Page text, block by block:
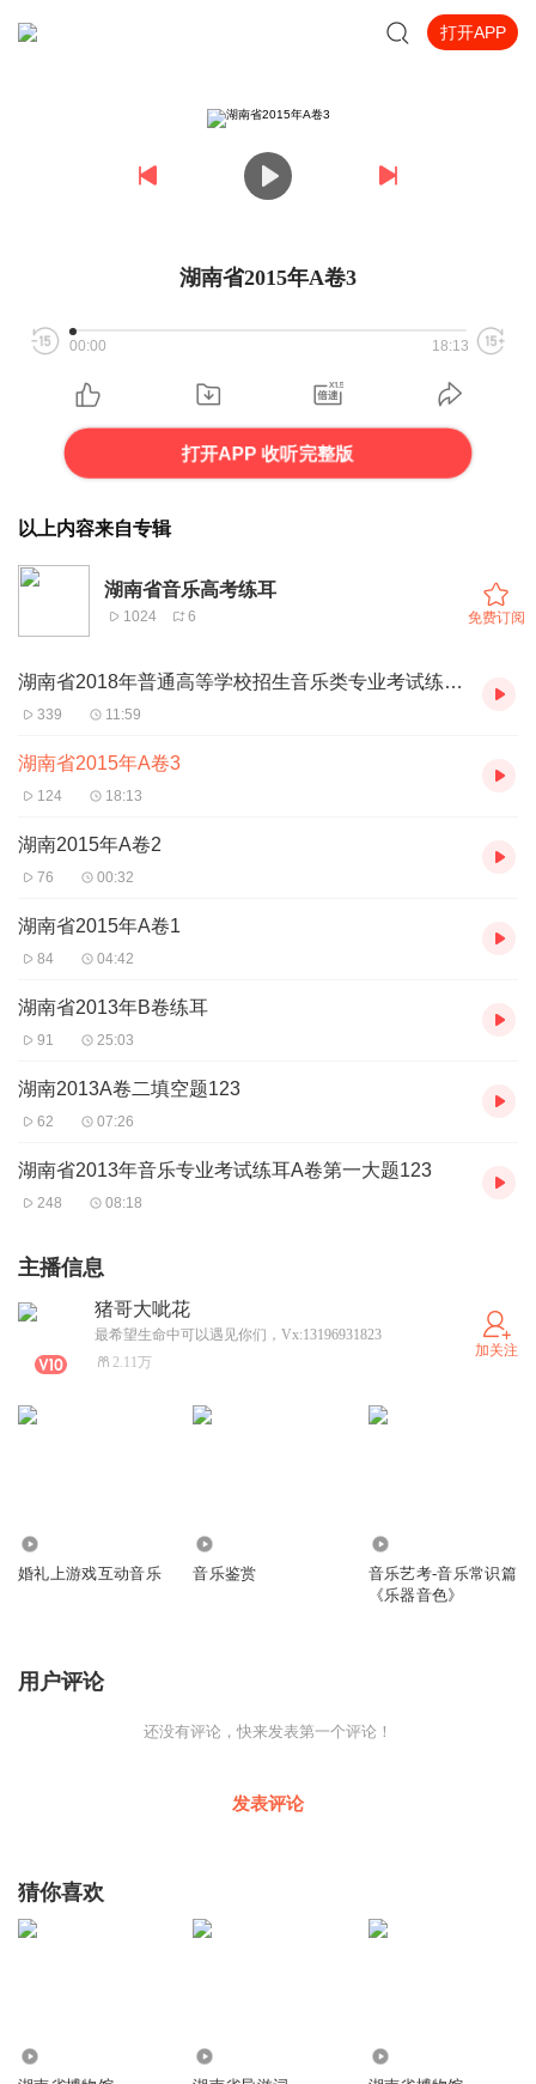
打开APP
湖南省2015年A卷3
00:00 18:13
打开APP 收听完整版
以上内容来自专辑
湖南省音乐高考练耳
1024 6 免费订阅
湖南省2018年普通高等学校招生音乐类专业考试练耳录音
339 11:59
湖南省2015年A卷3
124 18:13
湖南2015年A卷2
76 00:32
湖南省2015年A卷1
84 04:42
湖南省2013年B卷练耳
91 25:03
湖南2013A卷二填空题123
62 07:26
湖南省2013年音乐专业考试练耳A卷第一大题123
248 08:18
主播信息
猪哥大呲花
最希望生命中可以遇见你们，Vx:13196931823
2.11万
加关注
婚礼上游戏互动音乐 音乐鉴赏
音乐艺考-音乐常识篇
《乐器音色》
用户评论
还没有评论，快来发表第一个评论！
发表评论
猜你喜欢